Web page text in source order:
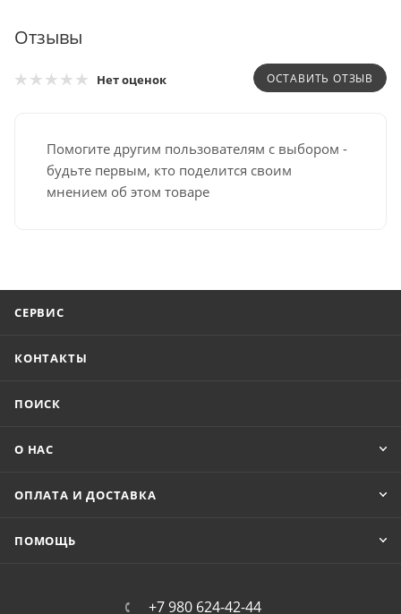
Отзывы
Нет оценок ОСТАВИТЬ ОТЗЫВ
Помогите другим пользователям с выбором -
будьте первым, кто поделится своим
мнением об этом товаре
СЕРВИС
КОНТАКТЫ
ПОИСК
О НАС
ОПЛАТА И ДОСТАВКА
ПОМОЩЬ
+7 980 624-42-44